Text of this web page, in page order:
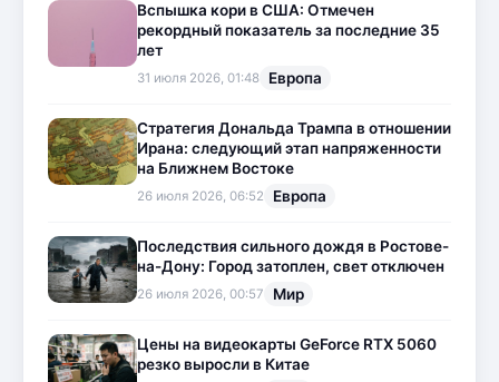
Вспышка кори в США: Отмечен
рекордный показатель за последние 35
лет
31 июля 2026, 01:48 Европа
Стратегия Дональда Трампа в отношении
Ирана: следующий этап напряженности
на Ближнем Востоке
26 июля 2026, 06:52 Европа
Последствия сильного дождя в Ростове-
на-Дону: Город затоплен, свет отключен
26 июля 2026, 00:57 Мир
Цены на видеокарты GeForce RTX 5060
резко выросли в Китае